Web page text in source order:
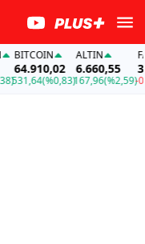
BITCOIN
64.910,02
531,64(%0,83)
ALTIN
6.660,55
167,96(%2,59)-